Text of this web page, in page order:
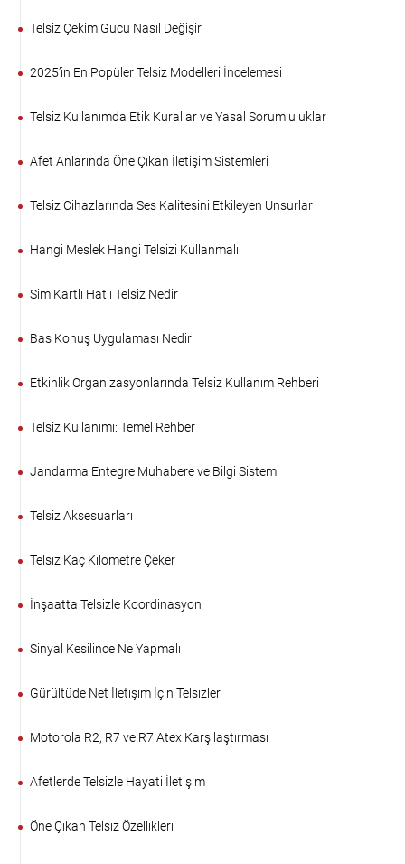
Telsiz Çekim Gücü Nasıl Değişir
2025’in En Popüler Telsiz Modelleri İncelemesi
Telsiz Kullanımda Etik Kurallar ve Yasal Sorumluluklar
Afet Anlarında Öne Çıkan İletişim Sistemleri
Telsiz Cihazlarında Ses Kalitesini Etkileyen Unsurlar
Hangi Meslek Hangi Telsizi Kullanmalı
Sim Kartlı Hatlı Telsiz Nedir
Bas Konuş Uygulaması Nedir
Etkinlik Organizasyonlarında Telsiz Kullanım Rehberi
Telsiz Kullanımı: Temel Rehber
Jandarma Entegre Muhabere ve Bilgi Sistemi
Telsiz Aksesuarları
Telsiz Kaç Kilometre Çeker
İnşaatta Telsizle Koordinasyon
Sinyal Kesilince Ne Yapmalı
Gürültüde Net İletişim İçin Telsizler
Motorola R2, R7 ve R7 Atex Karşılaştırması
Afetlerde Telsizle Hayati İletişim
Öne Çıkan Telsiz Özellikleri